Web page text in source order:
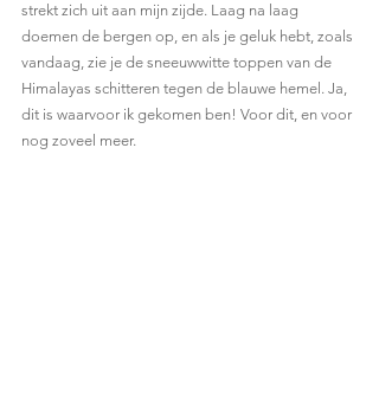
strekt zich uit aan mijn zijde. Laag na laag
doemen de bergen op, en als je geluk hebt, zoals
vandaag, zie je de sneeuwwitte toppen van de
Himalayas schitteren tegen de blauwe hemel. Ja,
dit is waarvoor ik gekomen ben! Voor dit, en voor
nog zoveel meer.